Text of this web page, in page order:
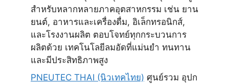
สำหรับหลากหลายภาคอุตสาหกรรม เช่น ยาน
ยนต์, อาหารและเครื่องดื่ม, อิเล็กทรอนิกส์,
และโรงงานผลิต ตอบโจทย์ทุกกระบวนการ
ผลิตด้วย เทคโนโลยีลมอัดที่แม่นยำ ทนทาน
และมีประสิทธิภาพสูง
PNEUTEC THAI (นิวเทคไทย) ศูนย์รวม อุปก